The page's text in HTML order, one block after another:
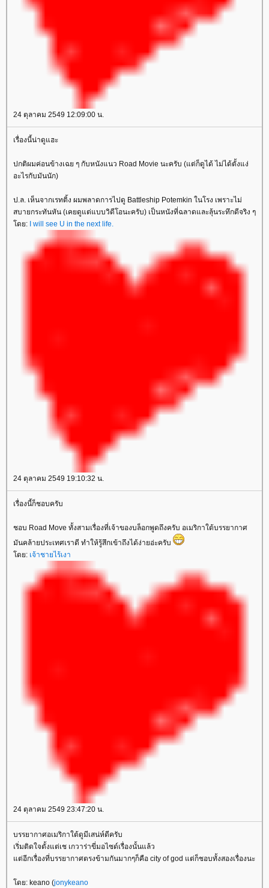
24 ตุลาคม 2549 12:09:00 น.
เรื่องนี้น่าดูแฮะ
ปกติผมค่อนข้างเฉย ๆ กับหนังแนว Road Movie นะครับ (แต่ก็ดูได้ ไม่ได้ตั้งแง่
อะไรกับมันนัก)
ป.ล. เห็นจากเรทติ้ง ผมพลาดการไปดู Battleship Potemkin ในโรง เพราะไม่
สบายกระทันหัน (เคยดูแต่แบบวิดีโอนะครับ) เป็นหนังที่ฉลาดและลุ้นระทึกดีจริง ๆ
ดย:
I will see U in the next life.
24 ตุลาคม 2549 19:10:32 น.
เรื่องนี้ก็ชอบครับ
ชอบ Road Move ทั้งสามเรื่องที่เจ้าของบล็อกพูดถึงครับ อเมริกาใต้บรรยากาศ
มันคล้ายประเทศเราดี ทำให้รู้สึกเข้าถึงได้ง่ายอ่ะครับ
ดย: เจ้าชายไร้เงา
24 ตุลาคม 2549 23:47:20 น.
บรรยากาศอเมริกาใต้ดูมีเสน่ห์ดีครับ
เริ่มติดใจตั้งแต่เช เกวาร่าขี่มอไซด์เรื่องนั้นแล้ว
ต่อีกเรื่องที่บรรยากาศตรงข้ามกันมากๆก็คือ city of god แต่ก็ชอบทั้งสองเรื่องนะ
ดย: keano (jonykeano